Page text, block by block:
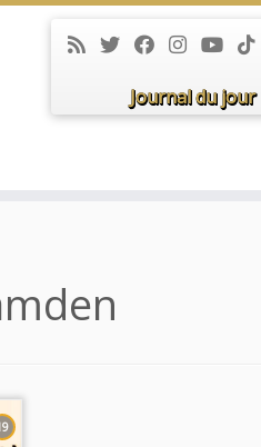
Journal du jour